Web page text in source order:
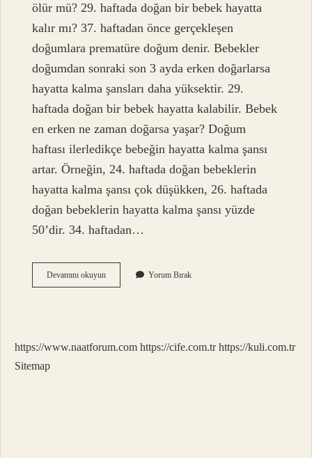
ölür mü? 29. haftada doğan bir bebek hayatta
kalır mı? 37. haftadan önce gerçekleşen
doğumlara prematüre doğum denir. Bebekler
doğumdan sonraki son 3 ayda erken doğarlarsa
hayatta kalma şansları daha yüksektir. 29.
haftada doğan bir bebek hayatta kalabilir. Bebek
en erken ne zaman doğarsa yaşar? Doğum
haftası ilerledikçe bebeğin hayatta kalma şansı
artar. Örneğin, 24. haftada doğan bebeklerin
hayatta kalma şansı çok düşükken, 26. haftada
doğan bebeklerin hayatta kalma şansı yüzde
50’dir. 34. haftadan…
Devamını okuyun29
Haftalık
Yorum Bırak
https://www.naatforum.com https://cife.com.tr https://kuli.com.tr
Sitemap